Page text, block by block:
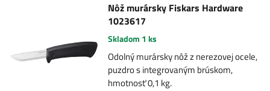
Nôž murársky Fiskars Hardware
1023617
Skladom 1 ks
Odolný murársky nôž z nerezovej ocele,
puzdro s integrovaným brúskom,
hmotnosť 0,1 kg.